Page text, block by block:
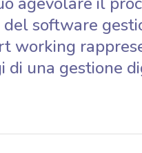
software
working
di una gestione